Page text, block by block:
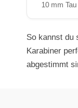
10 mm
So kannst du
Karabiner
abgestimmt